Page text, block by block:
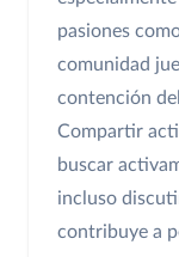
pasiones
comunidad
contención
Compartir
buscar
incluso
contribuye a